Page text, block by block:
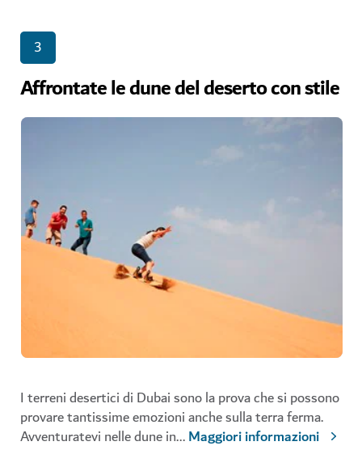
3
Affrontate le dune del deserto con stile
I terreni desertici di Dubai sono la prova che si possono
provare tantissime emozioni anche sulla terra ferma.
Avventuratevi nelle dune in...Maggiori informazioni